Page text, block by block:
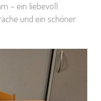
– ein liebevoll
und ein schöner